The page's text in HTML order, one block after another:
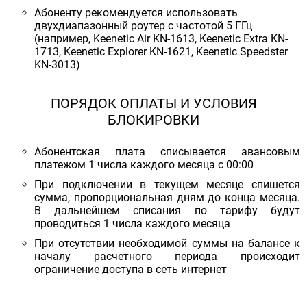
Абоненту рекомендуется использовать
двухдиапазонный роутер с частотой 5 ГГц
(например, Keenetic Air KN-1613, Keenetic Extra KN-
1713, Keenetic Explorer KN-1621, Keenetic Speedster
KN-3013)
ПОРЯДОК ОПЛАТЫ И УСЛОВИЯ
БЛОКИРОВКИ
Абонентская плата списывается авансовым
платежом 1 числа каждого месяца с 00:00
При подключении в текущем месяце спишется
сумма, пропорциональная дням до конца месяца.
В дальнейшем списания по тарифу будут
проводиться 1 числа каждого месяца
При отсутствии необходимой суммы на балансе к
началу расчетного периода происходит
ограничение доступа в сеть интернет